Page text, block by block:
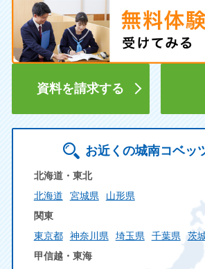
資料を請求する
お近くの城南コベッ
北海道・東北
北海道
宮城県
山形県
関東
東京都
神奈川県 埼玉県 千葉県 茨
甲信越・東海